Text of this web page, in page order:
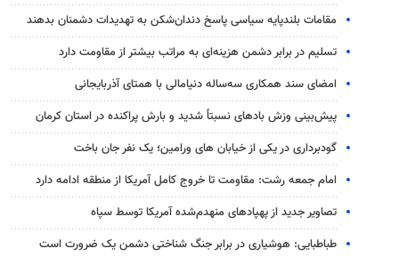
مقامات بلندپایه سیاسی پاسخ دندان‌شکن به تهدیدات دشمنان بدهند
تسلیم در برابر دشمن هزینه‌ای به مراتب بیشتر از مقاومت دارد
امضای سند همکاری سه‌ساله دنیامالی با همتای آذربایجانی
پیش‌بینی وزش بادهای نسبتاً شدید و بارش پراکنده در استان کرمان
گودبرداری در یکی از خیابان های ورامین؛ یک نفر جان باخت
امام جمعه رشت: مقاومت تا خروج کامل آمریکا از منطقه ادامه دارد
تصاویر جدید از پهپادهای منهدم‌شده آمریکا توسط سپاه
طباطبایی: هوشیاری در برابر جنگ شناختی دشمن یک ضرورت است